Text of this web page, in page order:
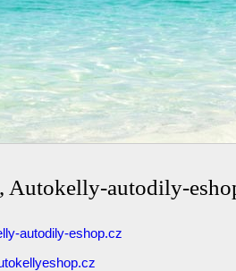
Autokelly-autodily-
autodily-eshop.cz